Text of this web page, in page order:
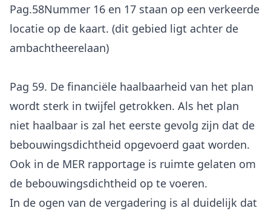
Pag.58Nummer 16 en 17 staan op een verkeerde
locatie op de kaart. (dit gebied ligt achter de
ambachtheerelaan)
Pag 59. De financiële haalbaarheid van het plan
wordt sterk in twijfel getrokken. Als het plan
niet haalbaar is zal het eerste gevolg zijn dat de
bebouwingsdichtheid opgevoerd gaat worden.
Ook in de MER rapportage is ruimte gelaten om
de bebouwingsdichtheid op te voeren.
In de ogen van de vergadering is al duidelijk dat